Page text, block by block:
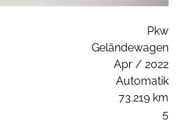
Pkw
Geländewagen
Apr / 2022
Automatik
73.219 km
5